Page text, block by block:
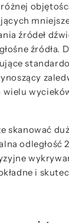
źródeł
źródła.
skanować
odległość
i